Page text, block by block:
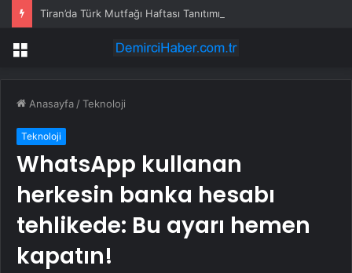
Tiran’da Türk Mutfağı Haftası Tanıtımı
Menü
Anasayfa /Teknoloji
Teknoloji
WhatsApp kullanan
herkesin banka hesabı
tehlikede: Bu ayarı hemen
kapatın!